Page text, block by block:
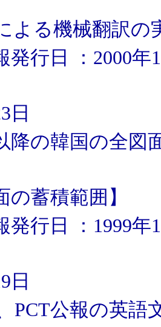
る機械翻訳の
：2000年1
日
降の韓国の全図
蓄積範囲】
：1999年1
日
PCT公報の英語